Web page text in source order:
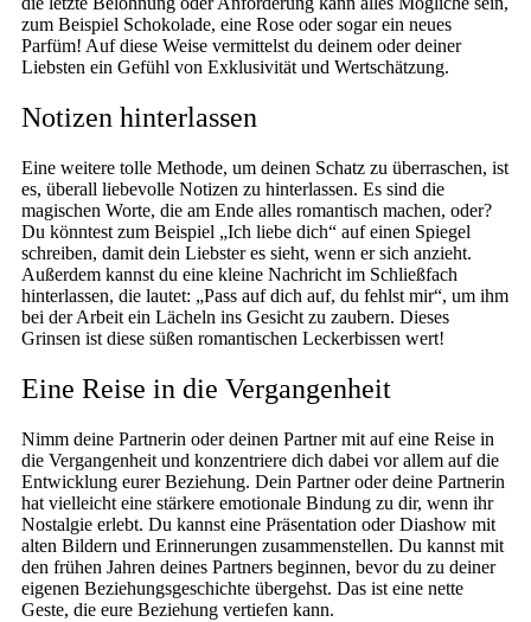
zum Beispiel Schokolade, eine Rose oder sogar ein neues
Parfüm! Auf diese Weise vermittelst du deinem oder deiner
Liebsten ein Gefühl von Exklusivität und Wertschätzung.
Notizen hinterlassen
Eine weitere tolle Methode, um deinen Schatz zu überraschen, ist
es, überall liebevolle Notizen zu hinterlassen. Es sind die
magischen Worte, die am Ende alles romantisch machen, oder?
Du könntest zum Beispiel „Ich liebe dich“ auf einen Spiegel
schreiben, damit dein Liebster es sieht, wenn er sich anzieht.
Außerdem kannst du eine kleine Nachricht im Schließfach
hinterlassen, die lautet: „Pass auf dich auf, du fehlst mir“, um ihm
bei der Arbeit ein Lächeln ins Gesicht zu zaubern. Dieses
Grinsen ist diese süßen romantischen Leckerbissen wert!
Eine Reise in die Vergangenheit
Nimm deine Partnerin oder deinen Partner mit auf eine Reise in
die Vergangenheit und konzentriere dich dabei vor allem auf die
Entwicklung eurer Beziehung. Dein Partner oder deine Partnerin
hat vielleicht eine stärkere emotionale Bindung zu dir, wenn ihr
Nostalgie erlebt. Du kannst eine Präsentation oder Diashow mit
alten Bildern und Erinnerungen zusammenstellen. Du kannst mit
den frühen Jahren deines Partners beginnen, bevor du zu deiner
eigenen Beziehungsgeschichte übergehst. Das ist eine nette
Geste, die eure Beziehung vertiefen kann.